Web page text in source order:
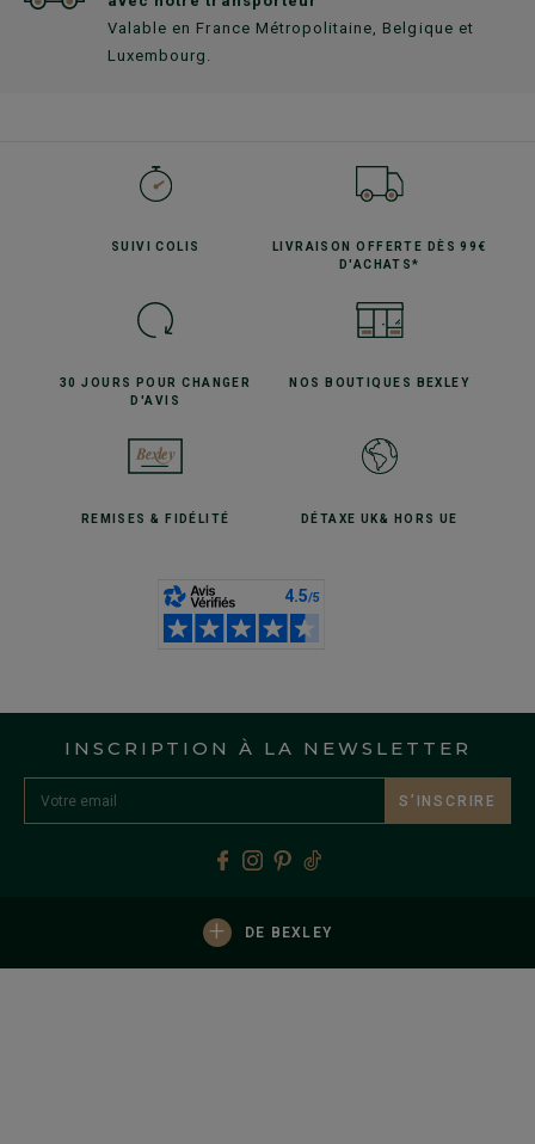
Valable en France Métropolitaine, Belgique et
Luxembourg.
SUIVICOLIS LIVRAISON OFFERTE
DÈS 99€
D'ACHATS*
30 JOURS POURCHANGER
D'AVIS
NOS BOUTIQUES BEXLEY
REMISES& FIDÉLITÉ DÉTAXE UK& HORS UE
INSCRIPTION À LA NEWSLETTER
S’INSCRIRE
+ DE BEXLEY